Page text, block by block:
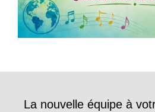
La nouvelle équipe à